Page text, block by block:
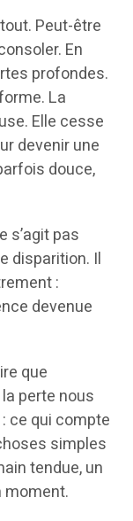
Peut-être
En
profondes.
La
Elle cesse
devenir une
douce,
s’agit pas
disparition. Il
:
devenue
que
perte nous
ce qui compte
simples
tendue, un
moment.